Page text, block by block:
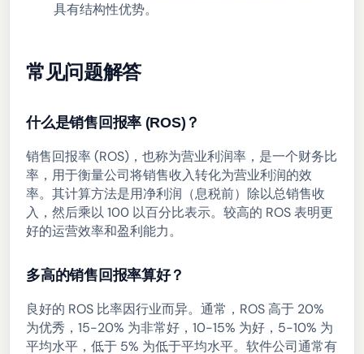
具有结构性优势。
常见问题解答
什么是销售回报率 (ROS)？
销售回报率 (ROS)，也称为营业利润率，是一个财务比
率，用于衡量公司将销售收入转化为营业利润的效
率。其计算方法是用净利润（息税前）除以总销售收
入，然后乘以 100 以百分比表示。较高的 ROS 表明更
好的运营效率和盈利能力。
多高的销售回报率算好？
良好的 ROS 比率因行业而异。通常，ROS 高于 20%
为优秀，15-20% 为非常好，10-15% 为好，5-10% 为
平均水平，低于 5% 为低于平均水平。软件公司通常有